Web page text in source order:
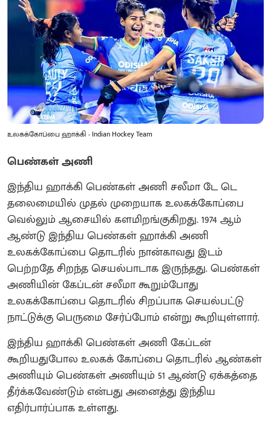
உலகக்கோப்பை ஹாக்கி - Indian Hockey Team
பெண்கள் அணி
இந்திய ஹாக்கி பெண்கள் அணி சலீமா டே டெ
தலைமையில் முதல் முறையாக உலகக்கோப்பை
வெல்லும் ஆசையில் களமிறங்குகிறது. 1974 ஆம்
ஆண்டு இந்திய பெண்கள் ஹாக்கி அணி
உலகக்கோப்பை தொடரில் நான்காவது இடம்
பெற்றதே சிறந்த செயல்பாடாக இருந்தது. பெண்கள்
அணியின் கேப்டன் சலீமா கூறும்போது
உலகக்கோப்பை தொடரில் சிறப்பாக செயல்பட்டு
நாட்டுக்கு பெருமை சேர்ப்போம் என்று கூறியுள்ளார்.
இந்திய ஹாக்கி பெண்கள் அணி கேப்டன்
கூறியதுபோல உலகக் கோப்பை தொடரில் ஆண்கள்
அணியும் பெண்கள் அணியும் 51 ஆண்டு ஏக்கத்தை
தீர்க்கவேண்டும் என்பது அனைத்து இந்திய
எதிர்பார்ப்பாக உள்ளது.